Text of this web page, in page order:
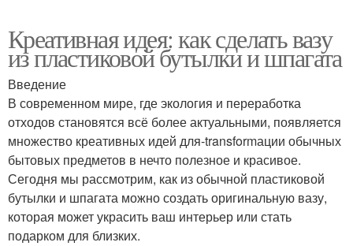
Простая ваза Ажурная ваза
Ваза из пластиковых
бутылок
Руки из пластиковой
бутылки
Поделки из бутылок
Работы из пластиковых
Креативная идея: как сделать вазу
из пластиковой бутылки и шпагата
Введение
В современном мире, где экология и переработка
отходов становятся всё более актуальными, появляется
множество креативных идей для-transformации обычных
бытовых предметов в нечто полезное и красивое.
Сегодня мы рассмотрим, как из обычной пластиковой
бутылки и шпагата можно создать оригинальную вазу,
которая может украсить ваш интерьер или стать
подарком для близких.